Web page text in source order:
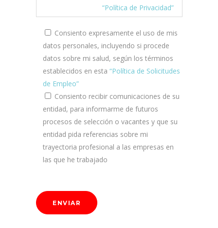
“Política de Privacidad”
Consiento expresamente el uso de mis
datos personales, incluyendo si procede
datos sobre mi salud, según los términos
establecidos en esta “Política de Solicitudes
de Empleo”
Consiento recibir comunicaciones de su
entidad, para informarme de futuros
procesos de selección o vacantes y que su
entidad pida referencias sobre mi
trayectoria profesional a las empresas en
las que he trabajado